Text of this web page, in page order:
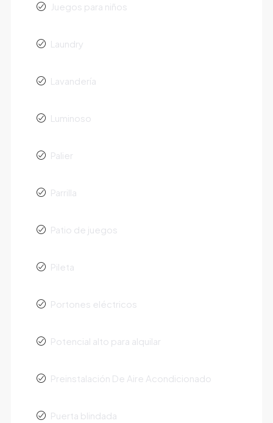
Juegos para niños
Laundry
Lavandería
Luminoso
Palier
Parrilla
Patio de juegos
Pileta
Portones eléctricos
Potencial alto para alquilar
Preinstalación De Aire Acondicionado
Puerta blindada